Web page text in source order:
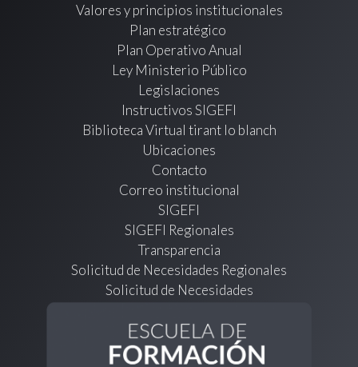
Valores y principios institucionales
Plan estratégico
Plan Operativo Anual
Ley Ministerio Público
Legislaciones
Instructivos SIGEFI
Biblioteca Virtual tirant lo blanch
Ubicaciones
Contacto
Correo institucional
SIGEFI
SIGEFI Regionales
Transparencia
Solicitud de Necesidades Regionales
Solicitud de Necesidades